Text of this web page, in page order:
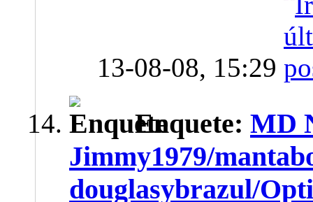
13-08-08, 15:29
Enquete: MD
Jimmy1979/
douglasybrazul/